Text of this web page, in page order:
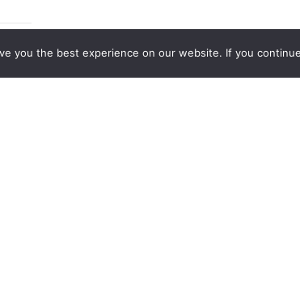
you the best experience on our website. If you